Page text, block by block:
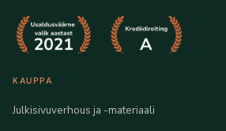
KAUPPA
Julkisivuverhous ja -materiaali